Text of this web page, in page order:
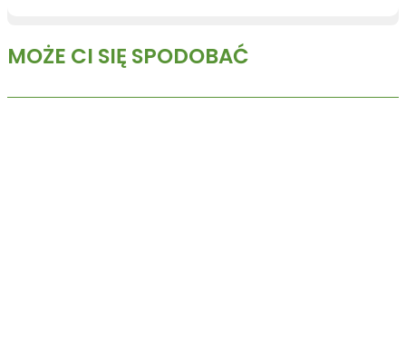
MOŻE CI SIĘ SPODOBAĆ